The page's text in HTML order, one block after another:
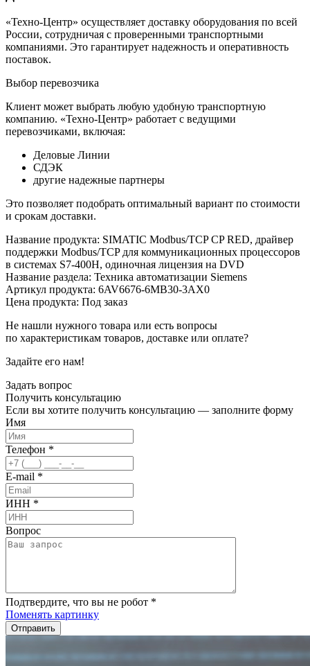
«Техно-Центр» осуществляет доставку оборудования по всей
России, сотрудничая с проверенными транспортными
компаниями. Это гарантирует надежность и оперативность
поставок.
Выбор перевозчика
Клиент может выбрать любую удобную транспортную
компанию. «Техно-Центр» работает с ведущими
перевозчиками, включая:
Деловые Линии
СДЭК
другие надежные партнеры
Это позволяет подобрать оптимальный вариант по стоимости
и срокам доставки.
Название продукта: SIMATIC Modbus/TCP CP RED, драйвер
поддержки Modbus/TCP для коммуникационных процессоров
в системах S7-400H, одиночная лицензия на DVD
Название раздела: Техника автоматизации Siemens
Артикул продукта: 6AV6676-6MB30-3AX0
Цена продукта: Под заказ
Не нашли нужного товара или есть вопросы
по характеристикам товаров, доставке или оплате?
Задайте его нам!
Задать вопрос
Получить консультацию
Если вы хотите получить консультацию — заполните форму
Имя
Телефон *
E-mail *
ИНН *
Вопрос
Подтвердите, что вы не робот *
Поменять картинку